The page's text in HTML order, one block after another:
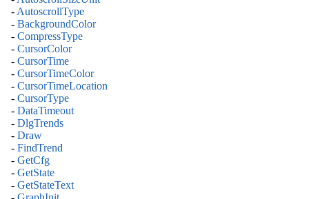
- AutoscrollType
- BackgroundColor
- CompressType
- CursorColor
- CursorTime
- CursorTimeColor
- CursorTimeLocation
- CursorType
- DataTimeout
- DlgTrends
- Draw
- FindTrend
- GetCfg
- GetState
- GetStateText